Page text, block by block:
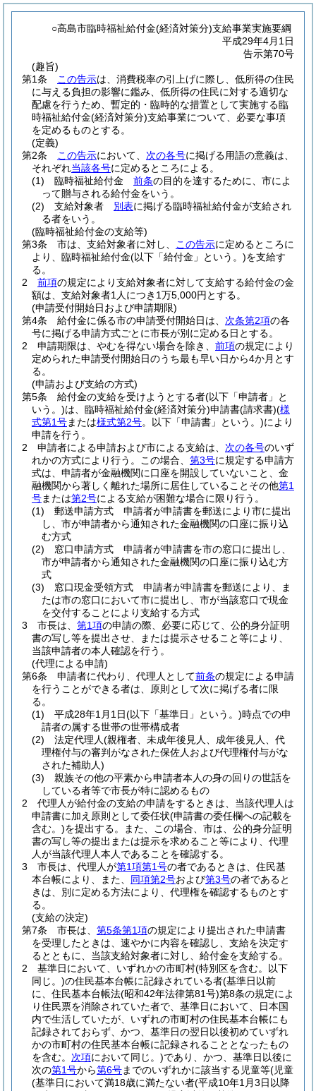
○高島市臨時福祉給付金(経済対策分)支給事業実施要綱
平成29年4月1日
告示第70号
(趣旨)
第1条
この告示は、消費税率の引上げに際し、低所得の住民
に与える負担の影響に鑑み、低所得の住民に対する適切な
配慮を行うため、暫定的・臨時的な措置として実施する臨
時福祉給付金(経済対策分)支給事業について、必要な事項
を定めるものとする。
(定義)
第2条
この告示において、 次の各号に掲げる用語の意義は、
それぞれ当該各号に定めるところによる。
(1)
臨時福祉給付金 前条の目的を達するために、市によ
って贈与される給付金をいう。
(2)
支給対象者 別表に掲げる臨時福祉給付金が支給され
る者をいう。
(臨時福祉給付金の支給等)
第3条
市は、支給対象者に対し、 この告示に定めるところに
より、臨時福祉給付金(以下「給付金」という。)を支給す
る。
2
前項の規定により支給対象者に対して支給する給付金の金
額は、支給対象者1人につき1万5,000円とする。
(申請受付開始日および申請期限)
第4条
給付金に係る市の申請受付開始日は、 次条第2項の各
号に掲げる申請方式ごとに市長が別に定める日とする。
2
申請期限は、やむを得ない場合を除き、 前項の規定により
定められた申請受付開始日のうち最も早い日から4か月とす
る。
(申請および支給の方式)
第5条
給付金の支給を受けようとする者(以下「申請者」と
いう。)は、臨時福祉給付金(経済対策分)申請書(請求書)(様
式第1号または様式第2号。以下「申請書」という。)により
申請を行う。
2
申請者による申請および市による支給は、 次の各号のいず
れかの方式により行う。
この場合、 第3号に規定する申請方
式は、申請者が金融機関に口座を開設していないこと、金
融機関から著しく離れた場所に居住していることその他第1
号または第2号による支給が困難な場合に限り行う。
(1)
郵送申請方式 申請者が申請書を郵送により市に提出
し、市が申請者から通知された金融機関の口座に振り込
む方式
(2)
窓口申請方式 申請者が申請書を市の窓口に提出し、
市が申請者から通知された金融機関の口座に振り込む方
式
(3)
窓口現金受領方式 申請者が申請書を郵送により、ま
たは市の窓口において市に提出し、市が当該窓口で現金
を交付することにより支給する方式
3
市長は、 第1項の申請の際、必要に応じて、公的身分証明
書の写し等を提出させ、または提示させること等により、
当該申請者の本人確認を行う。
(代理による申請)
第6条
申請者に代わり、代理人として前条の規定による申請
を行うことができる者は、原則として次に掲げる者に限
る。
(1)
平成28年1月1日(以下「基準日」という。)時点での申
請者の属する世帯の世帯構成者
(2)
法定代理人(親権者、未成年後見人、成年後見人、代
理権付与の審判がなされた保佐人および代理権付与がな
された補助人)
(3)
親族その他の平素から申請者本人の身の回りの世話を
している者等で市長が特に認めるもの
2
代理人が給付金の支給の申請をするときは、当該代理人は
申請書に加え原則として委任状(申請書の委任欄への記載を
含む。)を提出する。
また、この場合、市は、公的身分証明
書の写し等の提出または提示を求めること等により、代理
人が当該代理人本人であることを確認する。
3
市長は、代理人が第1項第1号の者であるときは、住民基
本台帳により、また、 同項第2号および第3号の者であると
きは、別に定める方法により、代理権を確認するものとす
る。
(支給の決定)
第7条
市長は、 第5条第1項の規定により提出された申請書
を受理したときは、速やかに内容を確認し、支給を決定す
るとともに、当該支給対象者に対し、給付金を支給する。
2
基準日において、いずれかの市町村(特別区を含む。以下
同じ。)の住民基本台帳に記録されている者(基準日以前
に、住民基本台帳法(昭和42年法律第81号)第8条の規定によ
り住民票を消除されていた者で、基準日において、日本国
内で生活していたが、いずれの市町村の住民基本台帳にも
記録されておらず、かつ、基準日の翌日以後初めていずれ
かの市町村の住民基本台帳に記録されることとなったもの
を含む。 次項において同じ。)であり、かつ、基準日以後に
次の第1号から第6号までのいずれかに該当する児童等(児童
(基準日において満18歳に満たない者(平成10年1月3日以降